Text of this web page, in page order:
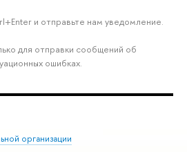
и отправьте нам уведомление.
для отправки сообщений об
ошибках.
организации